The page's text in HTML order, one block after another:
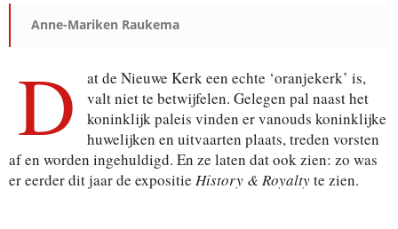
Anne-Mariken Raukema
D
at de Nieuwe Kerk een echte ‘oranjekerk’ is,
valt niet te betwijfelen. Gelegen pal naast het
koninklijk paleis vinden er vanouds koninklijke
huwelijken en uitvaarten plaats, treden vorsten
af en worden ingehuldigd. En ze laten dat ook zien: zo was
er eerder dit jaar de expositie History & Royaltyte zien.